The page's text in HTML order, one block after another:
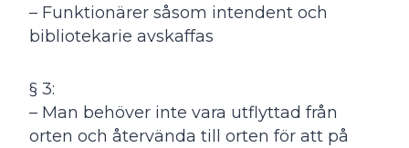
– Funktionärer såsom intendent och
bibliotekarie avskaffas
§ 3:
– Man behöver inte vara utflyttad från
orten och återvända till orten för att på